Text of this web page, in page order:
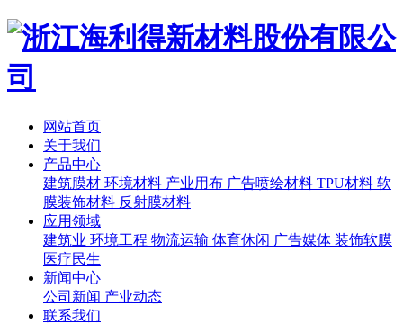
网站首页
关于我们
产品中心
建筑膜材 环境材料 产业用布 广告喷绘材料 TPU材料 软
膜装饰材料 反射膜材料
应用领域
建筑业 环境工程 物流运输 体育休闲 广告媒体 装饰软膜
医疗民生
新闻中心
公司新闻 产业动态
联系我们